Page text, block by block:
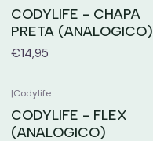
CODYLIFE - CHAPA
PRETA (ANALOGICO)
€14,95
|Codylife
CODYLIFE - FLEX
(ANALOGICO)